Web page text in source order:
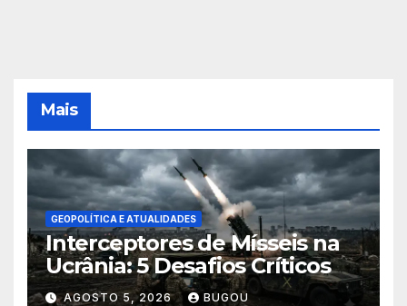
Mais
GEOPOLÍTICA E ATUALIDADES
Interceptores de Mísseis na
Ucrânia: 5 Desafios Críticos
AGOSTO 5, 2026 BUGOU